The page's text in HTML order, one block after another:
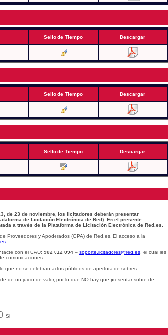
Sello de Tiempo Descargar
Sello de Tiempo Descargar
Sello de Tiempo Descargar
de 23 de noviembre, los licitadores deberán presentar
de Licitación Electrónica de Red). En el presente
a través de la Plataforma de Licitación Electrónica de Red.es.
Proveedores y Apoderados (GPA) de Red.es. El acceso a la
.
con el CAU: 902 012 094– soporte.licitadores@red.es, el cual les
comunicaciones.
que no se celebran actos públicos de apertura de sobres
de un juicio de valor, por lo que NO hay que presentar sobre de
Si